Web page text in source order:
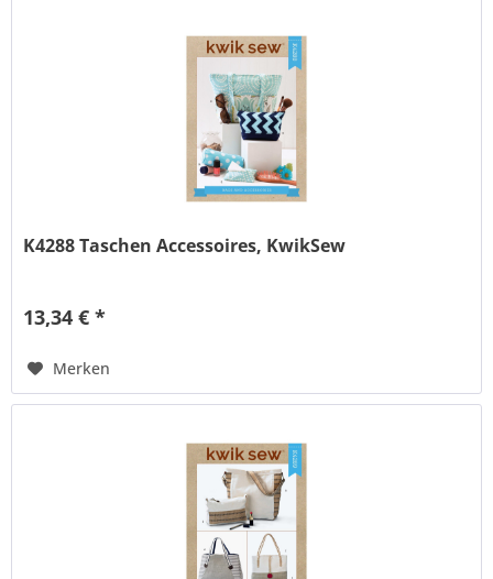
K4288 Taschen Accessoires, KwikSew
13,34 € *
Merken